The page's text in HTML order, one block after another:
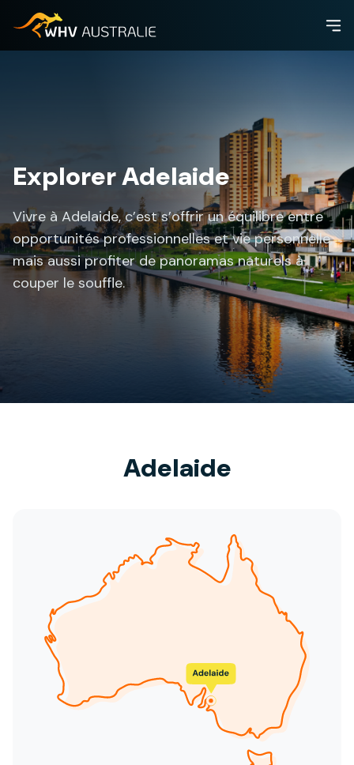
Explorer Adelaide
Vivre à Adelaide, c’est s’offrir un équilibre entre
opportunités professionnelles et vie personnelle,
mais aussi profiter de panoramas naturels à
couper le souffle.
Adelaide